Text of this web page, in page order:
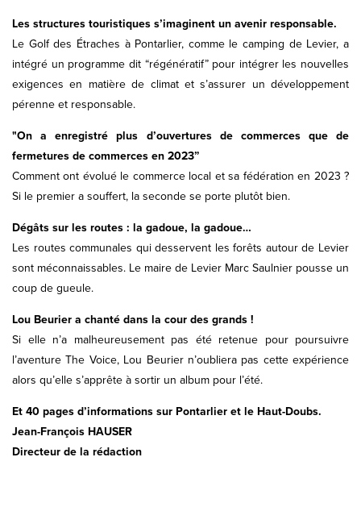
Les structures touristiques s’imaginent un avenir responsable.
Le Golf des Étraches à Pontarlier, comme le camping de Levier, a
intégré un programme dit “régénératif” pour intégrer les nouvelles
exigences en matière de climat et s’assurer un développement
pérenne et responsable.
"On a enregistré plus d’ouvertures de commerces que de
fermetures de commerces en 2023”
Comment ont évolué le commerce local et sa fédération en 2023 ?
Si le premier a souffert, la seconde se porte plutôt bien.
Dégâts sur les routes : la gadoue, la gadoue…
Les routes communales qui desservent les forêts autour de Levier
sont méconnaissables. Le maire de Levier Marc Saulnier pousse un
coup de gueule.
Lou Beurier a chanté dans la cour des grands !
Si elle n’a malheureusement pas été retenue pour poursuivre
l’aventure The Voice, Lou Beurier n’oubliera pas cette expérience
alors qu’elle s’apprête à sortir un album pour l’été.
Et 40 pages d’informations sur Pontarlier et le Haut-Doubs.
Jean-François HAUSER
Directeur de la rédaction